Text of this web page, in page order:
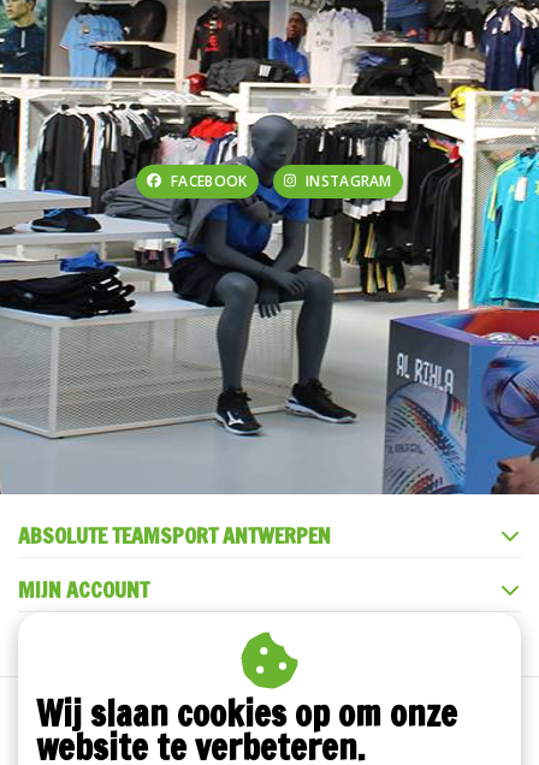
FACEBOOK INSTAGRAM
ABSOLUTE TEAMSPORT ANTWERPEN
MIJN ACCOUNT
Wij slaan cookies op om onze
website te verbeteren.